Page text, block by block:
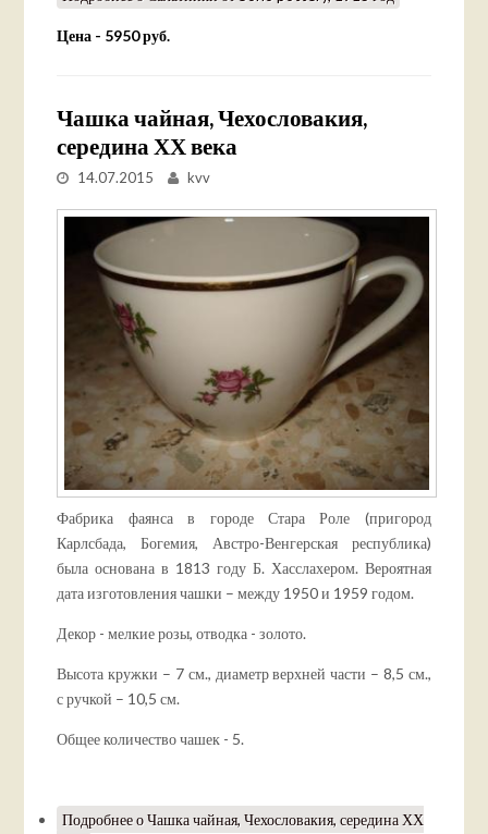
Цена - 5950 руб.
Чашка чайная, Чехословакия,
середина ХХ века
14.07.2015 kvv
Фабрика фаянса в городе Стара Роле (пригород
Карлсбада, Богемия, Австро-Венгерская республика)
была основана в 1813 году Б. Хасслахером. Вероятная
дата изготовления чашки – между 1950 и 1959 годом.
Декор - мелкие розы, отводка - золото.
Высота кружки – 7 см., диаметр верхней части – 8,5 см.,
с ручкой – 10,5 см.
Общее количество чашек - 5.
Подробнеео Чашка чайная, Чехословакия, середина ХХ